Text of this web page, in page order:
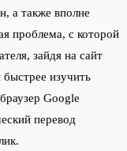
а также вполне
проблема, с которой
зайдя на сайт
изучить
Google
перевод